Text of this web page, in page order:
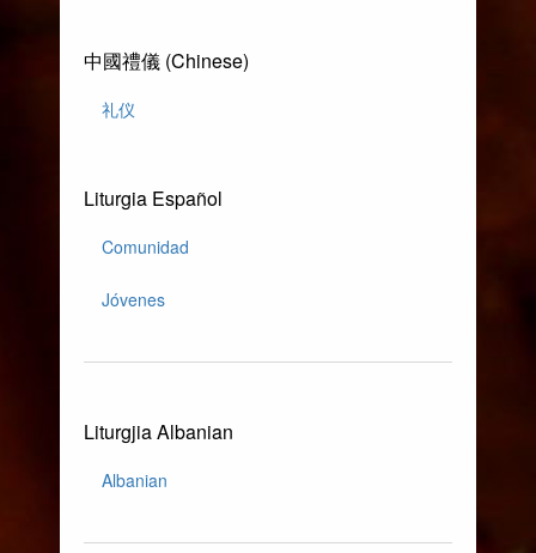
中國禮儀 (Chinese)
礼仪
Liturgia Español
Comunidad
Jóvenes
Liturgjia Albanian
Albanian